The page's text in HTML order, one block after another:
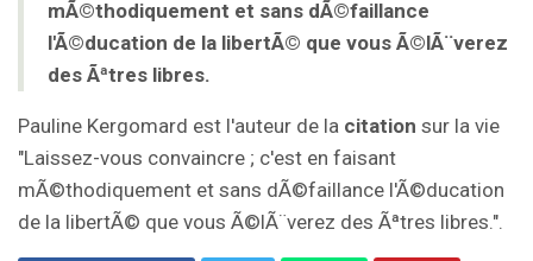
mÃ©thodiquement et sans dÃ©faillance
l'Ã©ducation de la libertÃ© que vous Ã©lÃ¨verez
des Ãªtres libres.
Pauline Kergomard est l'auteur de la citation sur la vie
"Laissez-vous convaincre ; c'est en faisant
mÃ©thodiquement et sans dÃ©faillance l'Ã©ducation
de la libertÃ© que vous Ã©lÃ¨verez des Ãªtres libres.".